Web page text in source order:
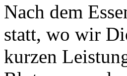
Nach dem
statt, wo wir
kurzen